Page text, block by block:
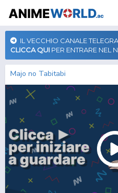
IL VECCHIO CANALE
CLICCA QUI PER ENTRARE NEL
Majo no Tabitabi